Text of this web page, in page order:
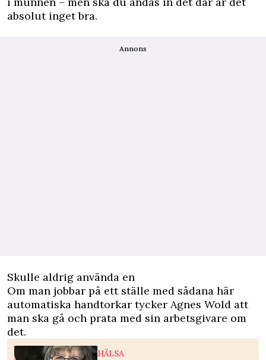
absolut inget bra.
Annons
Skulle aldrig använda en
Om man jobbar på ett ställe med sådana här
automatiska handtorkar tycker Agnes Wold att
man ska gå och prata med sin arbetsgivare om
det.
HÄLSA